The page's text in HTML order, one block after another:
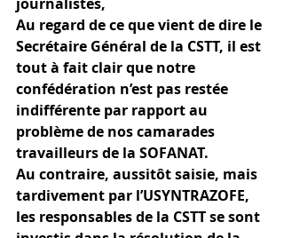
Au regard de ce que vient de dire le
Secrétaire Général de la CSTT, il est
tout à fait clair que notre
confédération n’est pas restée
indifférente par rapport au
problème de nos camarades
travailleurs de la SOFANAT.
Au contraire, aussitôt saisie, mais
tardivement par l’USYNTRAZOFE,
les responsables de la CSTT se sont